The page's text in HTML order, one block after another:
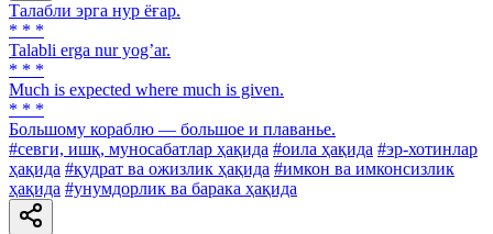
Талабли эрга нур ёғар.
* * *
Talabli erga nur yogʼar.
* * *
Much is expected where much is given.
* * *
Большому кораблю — большое и плаванье.
#севги, ишқ, муносабатлар ҳақида #оила ҳақида #эр-хотинлар
ҳақида #қудрат ва ожизлик ҳақида #имкон ва имконсизлик
ҳақида #унумдорлик ва барака ҳақида